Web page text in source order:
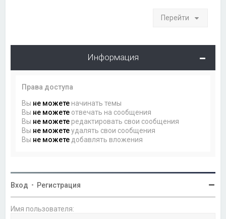
Перейти
Информация
Права доступа
Вы не можете начинать темы
Вы не можете отвечать на сообщения
Вы не можете редактировать свои сообщения
Вы не можетеудалять свои сообщения
Вы не можете добавлять вложения
Вход • Регистрация
Имя пользователя: